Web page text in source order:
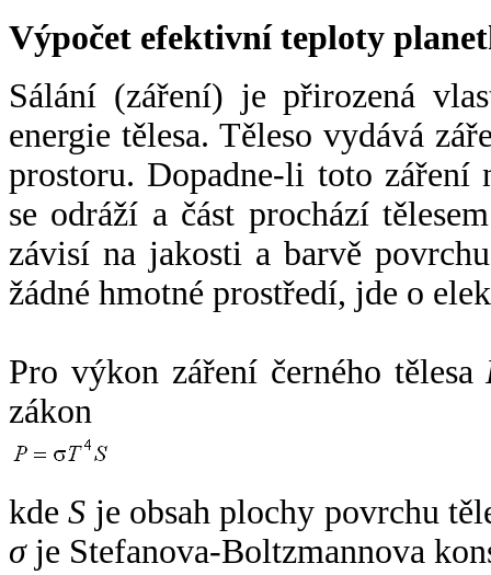
Výpočet efektivní teploty
Sálání (záření) je přirozená
energie tělesa. Těleso vydává
prostoru. Dopadne-li toto záření
se odráží a část prochází
závisí na jakosti a barvě
žádné hmotné prostředí, jde o
Pro výkon záření černého tělesa
zákon
kdeS je obsah plochy povrchu
σje Stefanova-Boltzmannova